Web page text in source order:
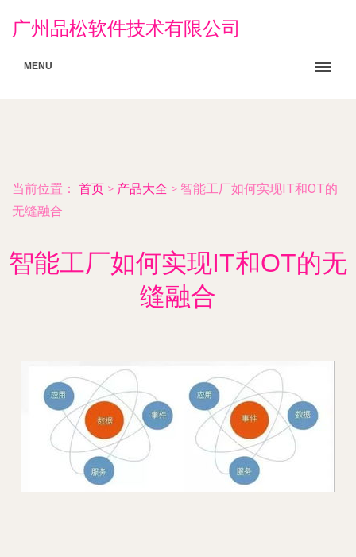
广州品松软件技术有限公司
MENU
当前位置： 首页 > 产品大全 > 智能工厂如何实现IT和OT的
无缝融合
智能工厂如何实现IT和OT的无
缝融合